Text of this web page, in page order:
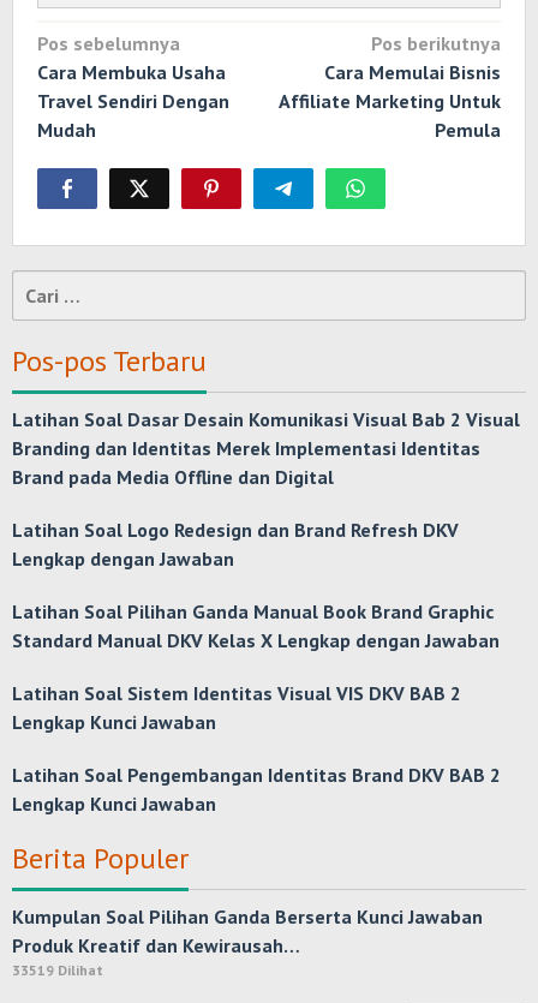
Navigasi
pos
Pos sebelumnya
Cara Membuka Usaha
Travel Sendiri Dengan
Mudah
Pos berikutnya
Cara Memulai Bisnis
Affiliate Marketing Untuk
Pemula
Cari
untuk:
Pos-pos Terbaru
Latihan Soal Dasar Desain Komunikasi Visual Bab 2 Visual
Branding dan Identitas Merek Implementasi Identitas
Brand pada Media Offline dan Digital
Latihan Soal Logo Redesign dan Brand Refresh DKV
Lengkap dengan Jawaban
Latihan Soal Pilihan Ganda Manual Book Brand Graphic
Standard Manual DKV Kelas X Lengkap dengan Jawaban
Latihan Soal Sistem Identitas Visual VIS DKV BAB 2
Lengkap Kunci Jawaban
Latihan Soal Pengembangan Identitas Brand DKV BAB 2
Lengkap Kunci Jawaban
Berita Populer
Kumpulan Soal Pilihan Ganda Berserta Kunci Jawaban
Produk Kreatif dan Kewirausah…
33519 Dilihat